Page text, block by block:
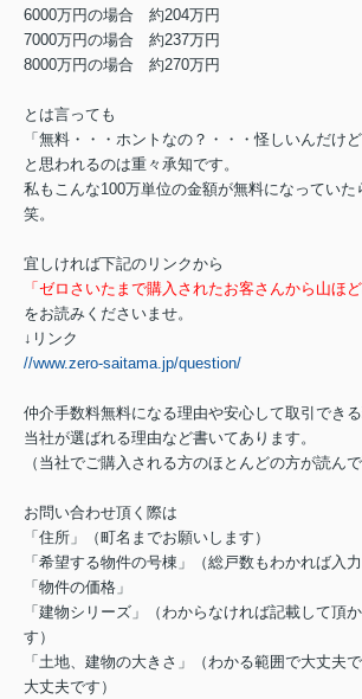
6000万円の場合 約204万円
7000万円の場合 約237万円
8000万円の場合 約270万円
とは言っても
「無料・・・ホントなの？・・・怪しいんだけど
と思われるのは重々承知です。
私もこんな100万単位の金額が無料になっていた
笑。
宜しければ下記のリンクから
「ゼロさいたまで購入されたお客さんから山ほ
をお読みくださいませ。
↓リンク
//www.zero-saitama.jp/question/
仲介手数料無料になる理由や安心して取引でき
当社が選ばれる理由など書いてあります。
（当社でご購入される方のほとんどの方が読ん
お問い合わせ頂く際は
「住所」（町名までお願いします）
「希望する物件の号棟」（総戸数もわかれば入
「物件の価格」
「建物シリーズ」（わからなければ記載して頂
す）
「土地、建物の大きさ」（わかる範囲で大丈夫
大丈夫です）